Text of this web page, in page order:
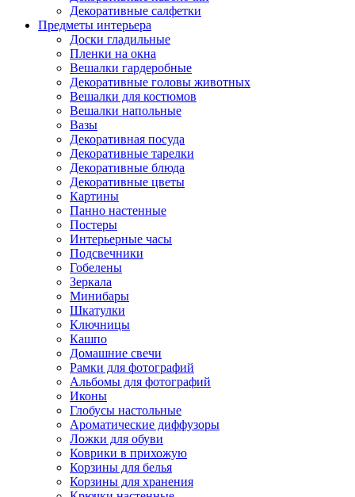
Декоративные салфетки
Предметы интерьера
Доски гладильные
Пленки на окна
Вешалки гардеробные
Декоративные головы животных
Вешалки для костюмов
Вешалки напольные
Вазы
Декоративная посуда
Декоративные тарелки
Декоративные блюда
Декоративные цветы
Картины
Панно настенные
Постеры
Интерьерные часы
Подсвечники
Гобелены
Зеркала
Минибары
Шкатулки
Ключницы
Кашпо
Домашние свечи
Рамки для фотографий
Альбомы для фотографий
Иконы
Глобусы настольные
Ароматические диффузоры
Ложки для обуви
Коврики в прихожую
Корзины для белья
Корзины для хранения